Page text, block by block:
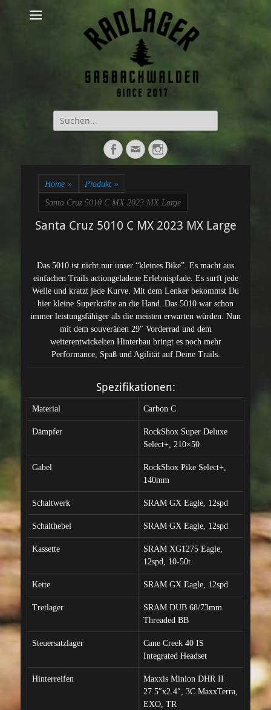
Suche
nach:
Facebook
E-
Mail
Instagram
Home » Produkt »
Santa Cruz 5010 C MX 2023 MX Large
Santa Cruz 5010 C MX 2023 MX Large
Das 5010 ist nicht nur unser “kleines Bike”. Es macht aus
einfachen Trails actiongeladene Erlebnispfade. Es surft jede
Welle und kratzt jede Kurve. Mit dem Lenker bekommst Du
hier kleine Superkräfte an die Hand. Das 5010 war schon
immer leistungsfähiger als die meisten erwarten würden. Nun
mit dem souveränen 29″ Vorderrad und dem
weiterentwickelten Hinterbau bringt es noch mehr
Performance, Spaß und Agilität auf Deine Trails.
Spezifikationen:
Material Carbon C
Dämpfer
RockShox Super Deluxe
Select+, 210×50
Gabel
RockShox Pike Select+,
140mm
Schaltwerk SRAM GX Eagle, 12spd
Schalthebel SRAM GX Eagle, 12spd
Kassette
SRAM XG1275 Eagle,
12spd, 10-50t
Kette SRAM GX Eagle, 12spd
Tretlager
SRAM DUB 68/73mm
Threaded BB
Steuersatzlager
Cane Creek 40 IS
Integrated Headset
Hinterreifen
Maxxis Minion DHR II
27.5″x2.4″, 3C MaxxTerra,
EXO, TR